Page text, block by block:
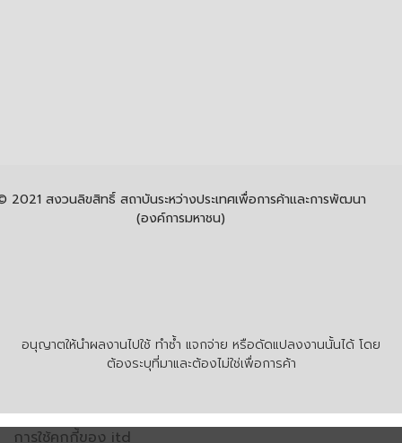
อนุญาตให้นำผลงานไปใช้ ทำซ้ำ แจกจ่าย หรือดัดแปลงงานนั้นได้ โดย
ต้องระบุที่มาและต้องไม่ใช่เพื่อการค้า
2021 สงวนลิขสิทธิ์ สถาบันระหว่างประเทศเพื่อการค้าและการพัฒนา
(องค์การมหาชน)
การใช้คุกกี้ของ itd